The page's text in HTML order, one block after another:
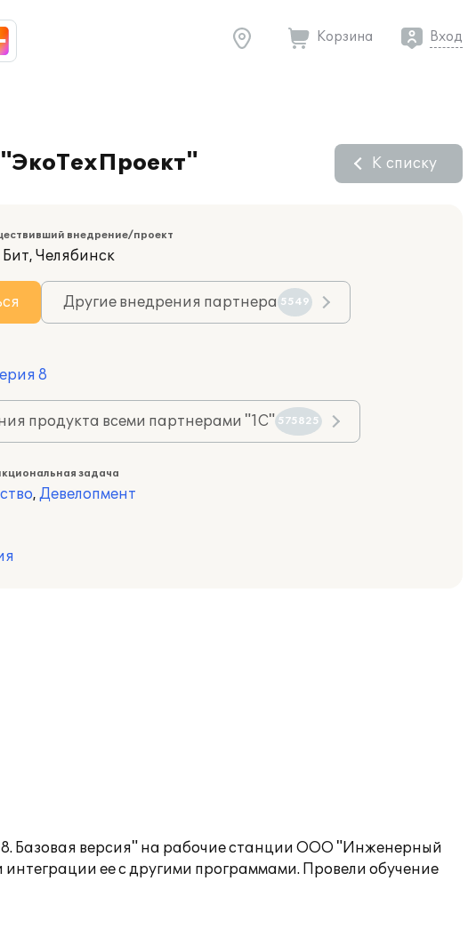
Корзина Вход
К списку
внедрение/проект
Челябинск
Другие внедрения партнера 5549
8
продукта всеми партнерами "1С" 575825
задача
, Девелопмент
8. Базовая версия" на рабочие станции ООО "Инженерный
ее с другими программами. Провели обучение